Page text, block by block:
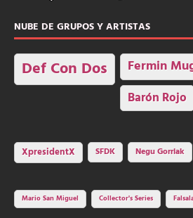
NUBE DE GRUPOS Y ARTISTAS
Def Con Dos Fermin
Barón Rojo
XpresidentX SFDK Negu Gorriak
Mario San Miguel
Collector's Series